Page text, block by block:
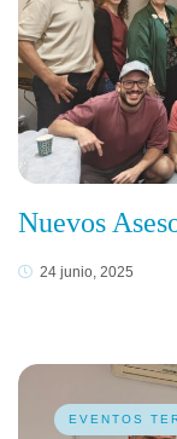
Nuevos
24 junio, 2025
EVENTOS